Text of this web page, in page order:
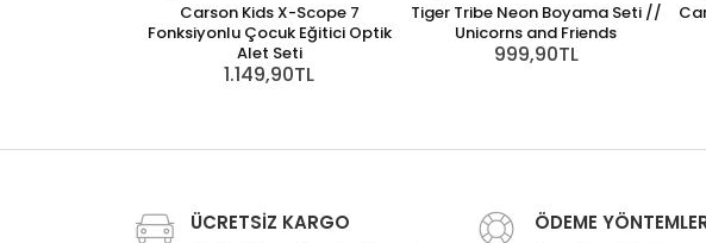
Carson Kids X-Scope 7
Fonksiyonlu Çocuk Eğitici Optik
Alet Seti
1.149,90TL
Tiger Tribe Neon Boyama Seti //
Unicorns and Friends
999,90TL
ÜCRETSİZ KARGO ÖDEME